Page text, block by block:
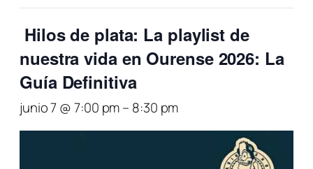
Hilos de plata: La playlist de
nuestra vida en Ourense 2026: La
Guía Definitiva
junio 7 @ 7:00 pm– 8:30 pm